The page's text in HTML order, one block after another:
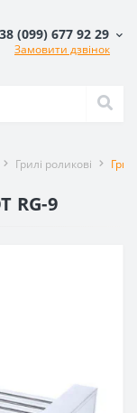
(099) 677 92 29
Замовити дзвінок
Грилі роликові
RG-9